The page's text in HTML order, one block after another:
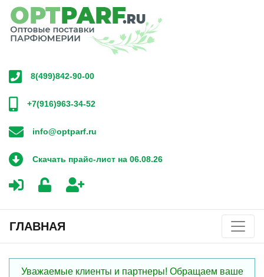
8(499)842-90-00
+7(916)963-34-52
info@optparf.ru
Скачать прайс-лист на 06.08.26
ГЛАВНАЯ
Уважаемые клиенты и партнеры! Обращаем ваше